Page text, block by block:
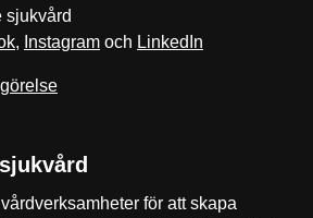
sjukvård
, Instagram och LinkedIn
för att skapa